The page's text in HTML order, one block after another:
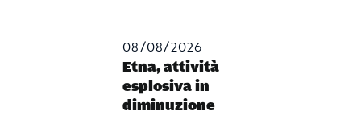
08/08/2026
Etna, attività
esplosiva in
diminuzione